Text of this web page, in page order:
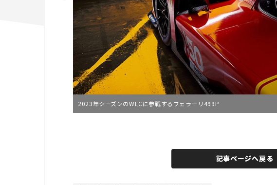
2023年シーズンのWECに参戦するフェラーリ499P
記事ページへ戻る